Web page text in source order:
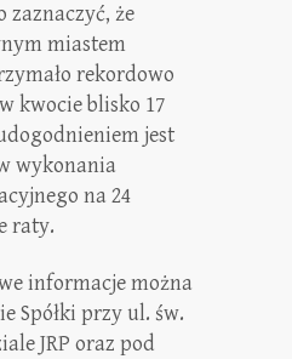
że
miastem
rekordowo
kwocie blisko 17
jest
wykonania
na 24
raty.
informacje można
Spółki przy ul. św.
JRP oraz pod